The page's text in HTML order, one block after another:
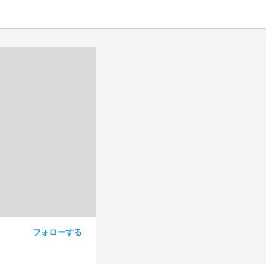
フォローする